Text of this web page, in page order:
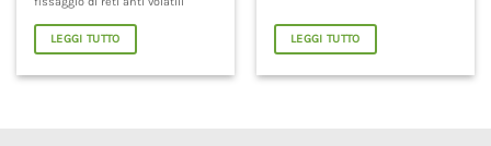
LEGGI TUTTO LEGGI TUTTO